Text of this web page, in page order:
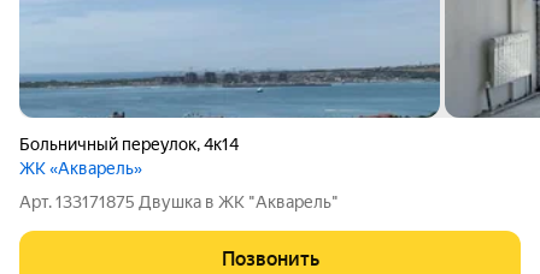
Больничный переулок,4к14
ЖК «Акварель»
Арт. 133171875 Двушка в ЖК "Акварель"
Позвонить